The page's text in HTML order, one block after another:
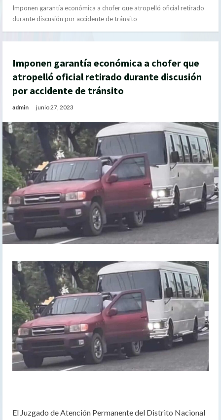
Imponen garantía económica a chofer que atropelló oficial retirado
durante discusión por accidente de tránsito
Imponen garantía económica a chofer que
atropelló oficial retirado durante discusión
por accidente de tránsito
admin junio 27, 2023
El Juzgado de Atención Permanente del Distrito Nacional